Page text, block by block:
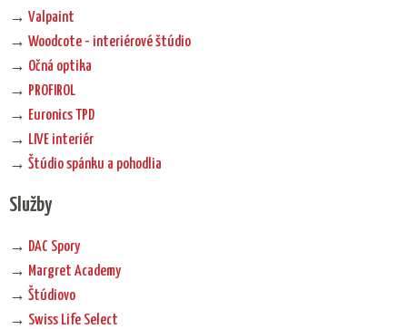
→ Valpaint
→ Woodcote - interiérové štúdio
→ Očná optika
→ PROFIROL
→ Euronics TPD
→ LIVE interiér
→ Štúdio spánku a pohodlia
Služby
→ DAC Spory
→ Margret Academy
→ Štúdiovo
→ Swiss Life Select